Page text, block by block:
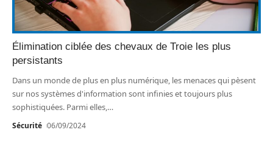
Élimination ciblée des chevaux de Troie les plus
persistants
Dans un monde de plus en plus numérique, les menaces qui pèsent
sur nos systèmes d'information sont infinies et toujours plus
sophistiquées. Parmi elles,…
Sécurité 06/09/2024